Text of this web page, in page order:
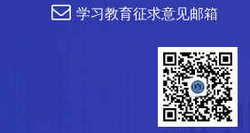
学习教育征求意见邮箱